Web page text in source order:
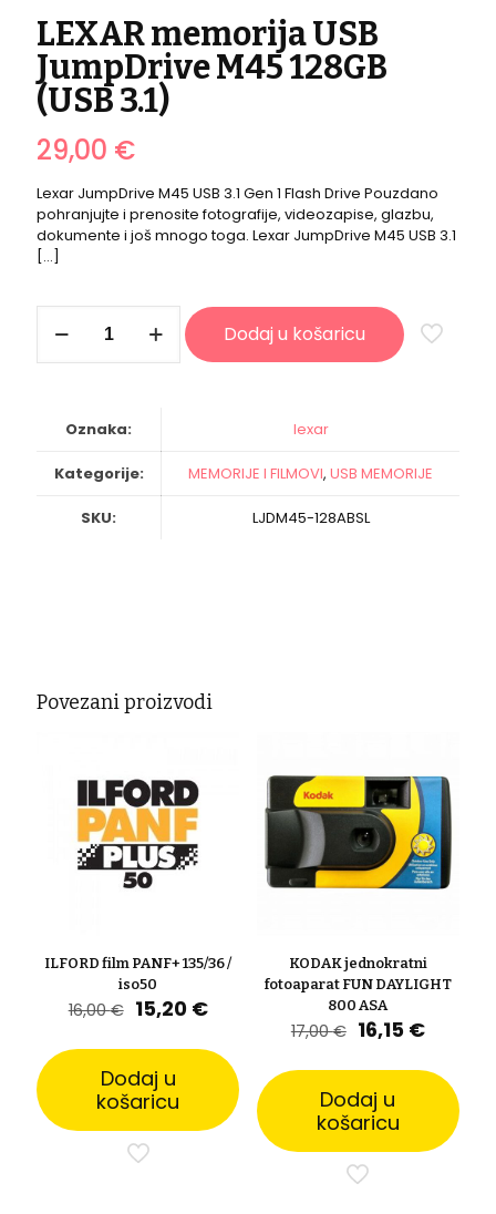
LEXAR memorija USB
JumpDrive M45 128GB
(USB 3.1)
29,00 €
Lexar JumpDrive M45 USB 3.1 Gen 1 Flash Drive Pouzdano
pohranjujte i prenosite fotografije, videozapise, glazbu,
dokumente i još mnogo toga. Lexar JumpDrive M45 USB 3.1
[…]
memorija
USB
128GB
količina
Dodaj u košaricu
Oznaka: lexar
Kategorije: MEMORIJE I FILMOVI, USB MEMORIJE
SKU: LJDM45-128ABSL
Povezani proizvodi
ILFORD film PANF+ 135/36 /
iso50
16,00€ Izvorna
bila
je:
16,00 €.
15,20 €Trenutna
je:
15,20 €.
Dodaj u
košaricu
KODAK jednokratni
fotoaparat FUN DAYLIGHT
800 ASA
17,00€ Izvorna
bila
je:
17,00 €.
16,15 €
je:
16,15 €.
Dodaj u
košaricu